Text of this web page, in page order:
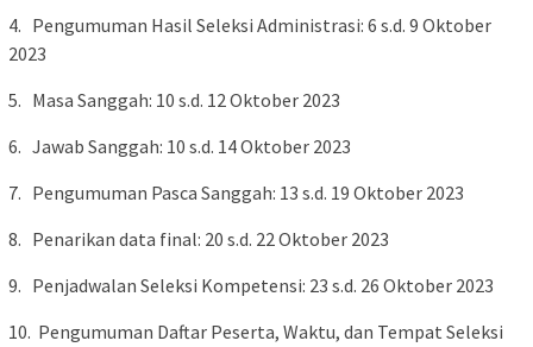
4. Pengumuman Hasil Seleksi Administrasi: 6 s.d. 9 Oktober
2023
5. Masa Sanggah: 10 s.d. 12 Oktober 2023
6. Jawab Sanggah: 10 s.d. 14 Oktober 2023
7. Pengumuman Pasca Sanggah: 13 s.d. 19 Oktober 2023
8. Penarikan data final: 20 s.d. 22 Oktober 2023
9. Penjadwalan Seleksi Kompetensi: 23 s.d. 26 Oktober 2023
10. Pengumuman Daftar Peserta, Waktu, dan Tempat Seleksi